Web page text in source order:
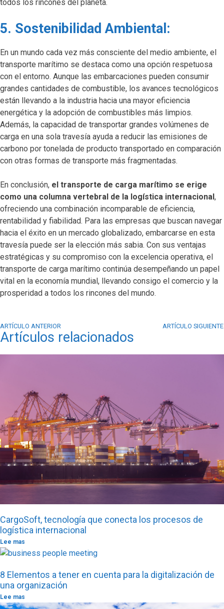
todos los rincones del planeta.
5. Sostenibilidad Ambiental:
En un mundo cada vez más consciente del medio ambiente, el
transporte marítimo se destaca como una opción respetuosa
con el entorno. Aunque las embarcaciones pueden consumir
grandes cantidades de combustible, los avances tecnológicos
están llevando a la industria hacia una mayor eficiencia
energética y la adopción de combustibles más limpios.
Además, la capacidad de transportar grandes volúmenes de
carga en una sola travesía ayuda a reducir las emisiones de
carbono por tonelada de producto transportado en comparación
con otras formas de transporte más fragmentadas.
En conclusión, el transporte de carga marítimo se erige
como una columna vertebral de la logística internacional,
ofreciendo una combinación incomparable de eficiencia,
rentabilidad y fiabilidad. Para las empresas que buscan navegar
hacia el éxito en un mercado globalizado, embarcarse en esta
travesía puede ser la elección más sabia. Con sus ventajas
estratégicas y su compromiso con la excelencia operativa, el
transporte de carga marítimo continúa desempeñando un papel
vital en la economía mundial, llevando consigo el comercio y la
prosperidad a todos los rincones del mundo.
ARTÍCULO ANTERIOR ARTÍCULO SIGUIENTE
Artículos relacionados
CargoSoft, tecnología que conecta los procesos de
logística internacional
Lee mas
8 Elementos a tener en cuenta para la digitalización de
una organización
Lee mas